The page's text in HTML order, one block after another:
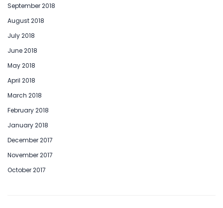
September 2018
August 2018
July 2018
June 2018
May 2018
April 2018
March 2018
February 2018
January 2018
December 2017
November 2017
October 2017